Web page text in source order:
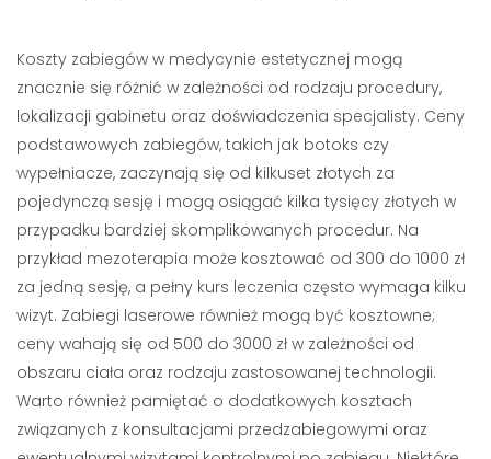
Koszty zabiegów w medycynie estetycznej mogą
znacznie się różnić w zależności od rodzaju procedury,
lokalizacji gabinetu oraz doświadczenia specjalisty. Ceny
podstawowych zabiegów, takich jak botoks czy
wypełniacze, zaczynają się od kilkuset złotych za
pojedynczą sesję i mogą osiągać kilka tysięcy złotych w
przypadku bardziej skomplikowanych procedur. Na
przykład mezoterapia może kosztować od 300 do 1000 zł
za jedną sesję, a pełny kurs leczenia często wymaga kilku
wizyt. Zabiegi laserowe również mogą być kosztowne;
ceny wahają się od 500 do 3000 zł w zależności od
obszaru ciała oraz rodzaju zastosowanej technologii.
Warto również pamiętać o dodatkowych kosztach
związanych z konsultacjami przedzabiegowymi oraz